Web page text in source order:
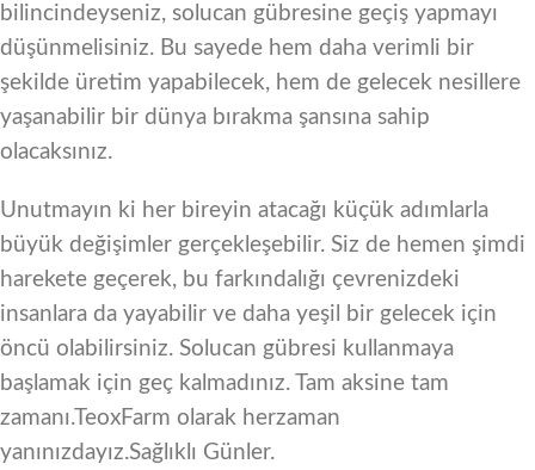
bilincindeyseniz, solucan gübresine geçiş yapmayı
düşünmelisiniz. Bu sayede hem daha verimli bir
şekilde üretim yapabilecek, hem de gelecek nesillere
yaşanabilir bir dünya bırakma şansına sahip
olacaksınız.
Unutmayın ki her bireyin atacağı küçük adımlarla
büyük değişimler gerçekleşebilir. Siz de hemen şimdi
harekete geçerek, bu farkındalığı çevrenizdeki
insanlara da yayabilir ve daha yeşil bir gelecek için
öncü olabilirsiniz. Solucan gübresi kullanmaya
başlamak için geç kalmadınız. Tam aksine tam
zamanı.TeoxFarm olarak herzaman
yanınızdayız.Sağlıklı Günler.